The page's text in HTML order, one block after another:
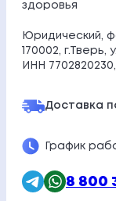
здоровья
Юридический,
170002, г.Тверь,
ИНН
Доставка
График
8 800